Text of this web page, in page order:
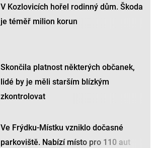
V Kozlovicích hořel rodinný dům. Škoda
je téměř milion korun
Skončila platnost některých občanek,
lidé by je měli starším blízkým
zkontrolovat
Ve Frýdku-Místku vzniklo dočasné
parkoviště. Nabízí místo pro 110 aut